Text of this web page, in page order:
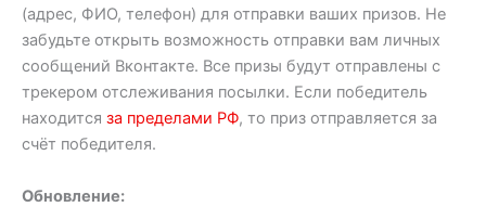
(адрес, ФИО, телефон) для отправки ваших призов. Не
забудьте открыть возможность отправки вам личных
сообщений Вконтакте. Все призы будут отправлены с
трекером отслеживания посылки. Если победитель
находится за пределами РФ, то приз отправляется за
счёт победителя.
Обновление: